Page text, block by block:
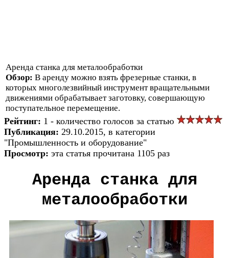
Аренда станка для металообработки
Обзор: В аренду можно взять фрезерные станки, в
которых многолезвийный инструмент вращательными
движениями обрабатывает заготовку, совершающую
поступательное перемещение.
Рейтинг: 1 - количество голосов за статью
Публикация: 29.10.2015, в категории
"Промышленность и оборудование"
Просмотр: эта статья прочитана 1105 раз
Аренда станка для
металообработки